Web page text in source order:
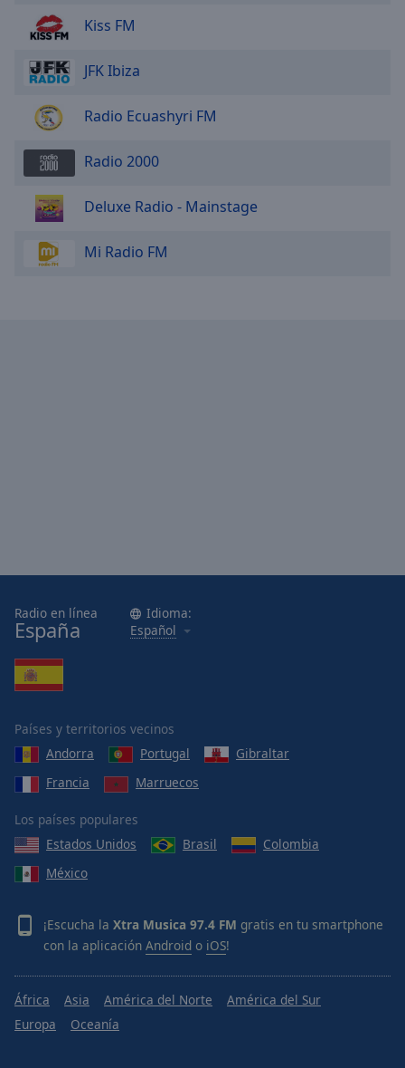
Kiss FM
JFK Ibiza
Radio Ecuashyri FM
Radio 2000
Deluxe Radio - Mainstage
Mi Radio FM
Radio en línea
España
Idioma:
Español
Países y territorios vecinos
Andorra
Portugal
Gibraltar
Francia
Marruecos
Los países populares
Estados Unidos
Brasil
Colombia
México
¡Escucha la Xtra Musica 97.4 FM gratis en tu smartphone
con la aplicación Android o iOS!
África Asia América del Norte
América del Sur
Europa
Oceanía